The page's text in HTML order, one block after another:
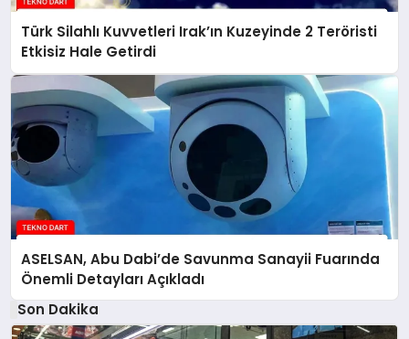
Türk Silahlı Kuvvetleri Irak’ın Kuzeyinde 2 Teröristi
Etkisiz Hale Getirdi
ASELSAN, Abu Dabi’de Savunma Sanayii Fuarında
Önemli Detayları Açıkladı
Son Dakika